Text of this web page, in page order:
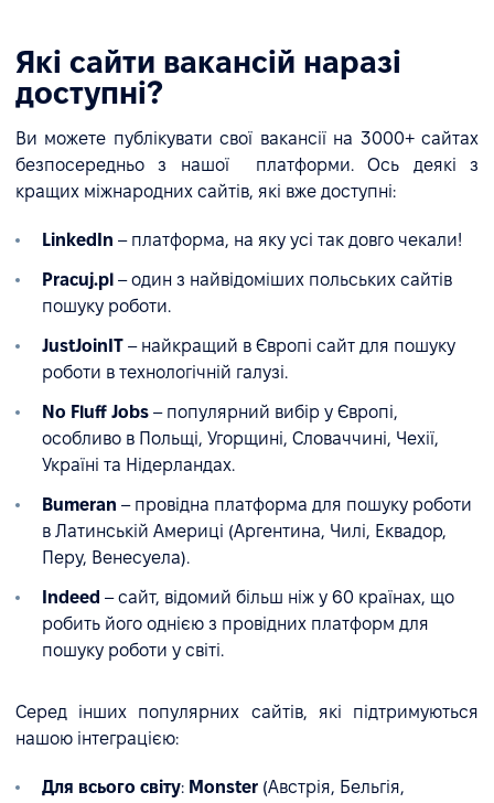
Які сайти вакансій наразі
доступні?
Ви можете публікувати свої вакансії на 3000+ сайтах
безпосередньо з нашої платформи. Ось деякі з
кращих міжнародних сайтів, які вже доступні:
LinkedIn – платформа, на яку усі так довго чекали!
Pracuj.pl – один з найвідоміших польських сайтів
пошуку роботи.
JustJoinIT – найкращий в Європі сайт для пошуку
роботи в технологічній галузі.
No Fluff Jobs – популярний вибір у Європі,
особливо в Польщі, Угорщині, Словаччині, Чехії,
Україні та Нідерландах.
Bumeran – провідна платформа для пошуку роботи
в Латинській Америці (Аргентина, Чилі, Еквадор,
Перу, Венесуела).
Indeed – сайт, відомий більш ніж у 60 країнах, що
робить його однією з провідних платформ для
пошуку роботи у світі.
Серед інших популярних сайтів, які підтримуються
нашою інтеграцією:
Для всього світу: Monster (Австрія, Бельгія,